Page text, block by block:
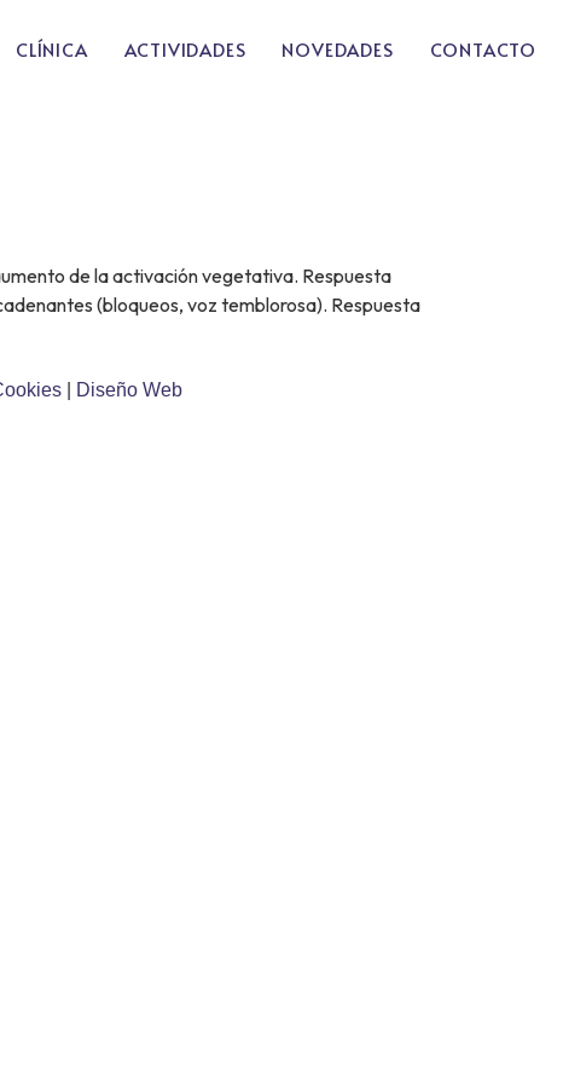
CLÍNICA ACTIVIDADES NOVEDADES CONTACTO
de la activación vegetativa. Respuesta
(bloqueos, voz temblorosa). Respuesta
Diseño Web